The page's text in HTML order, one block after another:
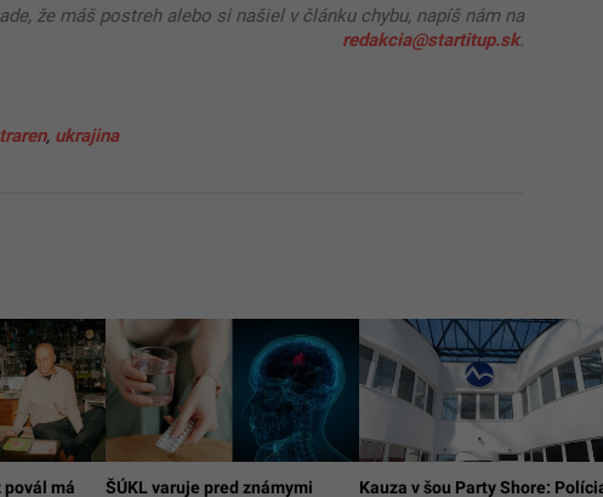
že máš postreh alebo si našiel v článku chybu, napíš nám na
redakcia@startitup.sk.
, ukrajina
povál má ŠÚKL varuje pred známymi Kauza v šou Party Shore: